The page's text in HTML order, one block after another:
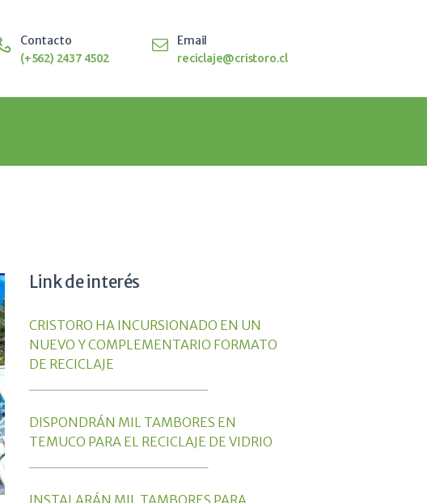
Contacto
(+562) 2437 4502
Email
reciclaje@cristoro.cl
Link de interés
CRISTORO HA INCURSIONADO EN UN
NUEVO Y COMPLEMENTARIO FORMATO
DE RECICLAJE
DISPONDRÁN MIL TAMBORES EN
TEMUCO PARA EL RECICLAJE DE VIDRIO
INSTALARÁN MIL TAMBORES PARA